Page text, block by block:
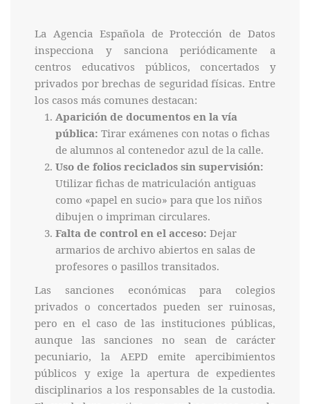
La Agencia Española de Protección de Datos
inspecciona y sanciona periódicamente a
centros educativos públicos, concertados y
privados por brechas de seguridad físicas. Entre
los casos más comunes destacan:
Aparición de documentos en la vía
pública: Tirar exámenes con notas o fichas
de alumnos al contenedor azul de la calle.
Uso de folios reciclados sin supervisión:
Utilizar fichas de matriculación antiguas
como «papel en sucio» para que los niños
dibujen o impriman circulares.
Falta de control en el acceso: Dejar
armarios de archivo abiertos en salas de
profesores o pasillos transitados.
Las sanciones económicas para colegios
privados o concertados pueden ser ruinosas,
pero en el caso de las instituciones públicas,
aunque las sanciones no sean de carácter
pecuniario, la AEPD emite apercibimientos
públicos y exige la apertura de expedientes
disciplinarios a los responsables de la custodia.